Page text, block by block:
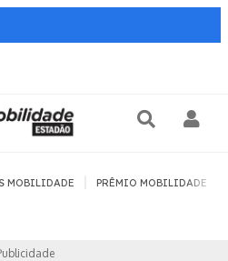
MOBILIDADE PRÊMIO MOBILIDADE